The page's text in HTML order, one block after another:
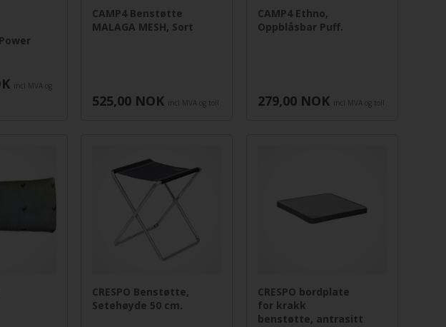
incl MVA og
CAMP4 Benstøtte
MALAGA MESH, Sort
525,00 NOK incl MVA og toll
CAMP4 Ethno,
Oppblåsbar Puff.
279,00 NOK incl MVA og toll
CRESPO Benstøtte,
Setehøyde 50 cm.
CRESPO bordplate
for krakk
benstøtte, antrasitt